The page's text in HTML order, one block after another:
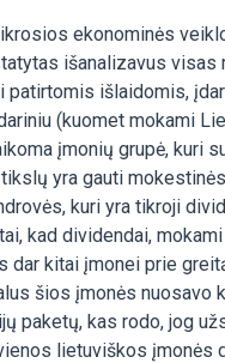
ekonominės
išanalizavus
išlaidomis,
(kuomet mokami
įmonių grupė, kuri
yra gauti
kuri yra tikroji
kad dividendai,
kitai įmonei prie
šios įmonės
paketų, kas rodo, jog
lietuviškos įmonės